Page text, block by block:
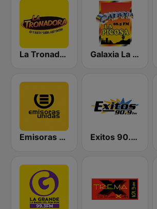
La Tronadora Galaxia La Picosa
Emisoras Unidas Exitos 90.9 FM